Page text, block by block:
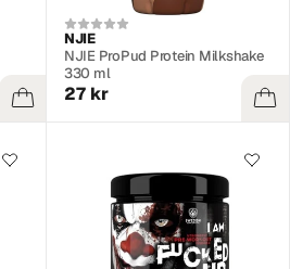
NJIE
NJIE ProPud Protein Milkshake
330 ml
27 kr